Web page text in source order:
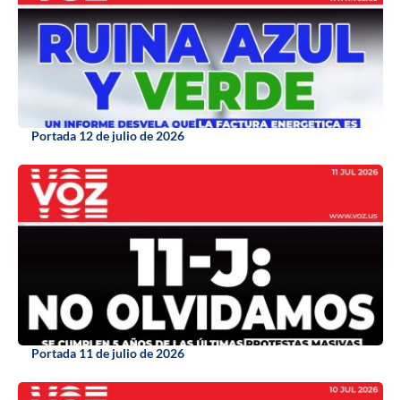
Portada 12 de julio de 2026
Portada 11 de julio de 2026